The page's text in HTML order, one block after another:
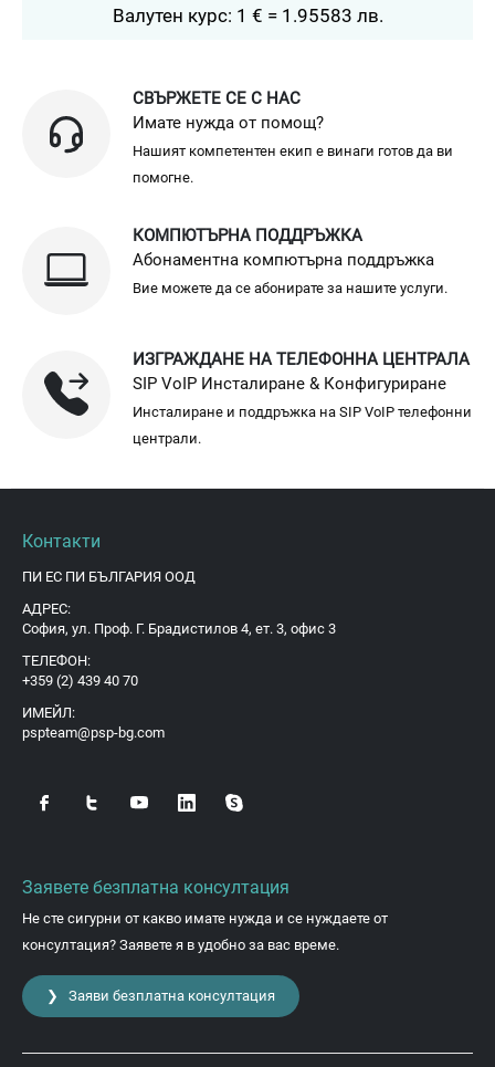
Валутен курс: 1 € = 1.95583 лв.
СВЪРЖЕТЕ СЕ С НАС
Имате нужда от помощ?
Нашият компетентен екип е винаги готов да ви
помогне.
КОМПЮТЪРНА ПОДДРЪЖКА
Абонаментна компютърна поддръжка
Вие можете да се абонирате за нашите услуги.
ИЗГРАЖДАНЕ НА ТЕЛЕФОННА ЦЕНТРАЛА
SIP VoIP Инсталиране & Конфигуриране
Инсталиране и поддръжка на SIP VoIP телефонни
централи.
Контакти
ПИ ЕС ПИ БЪЛГАРИЯ ООД
АДРЕС:
София, ул. Проф. Г. Брадистилов 4, ет. 3, офис 3
ТЕЛЕФОН:
+359 (2) 439 40 70
ИМЕЙЛ:
pspteam@psp-bg.com
Заявете безплатна консултация
Не сте сигурни от какво имате нужда и се нуждаете от
консултация? Заявете я в удобно за вас време.
❯ Заяви безплатна консултация